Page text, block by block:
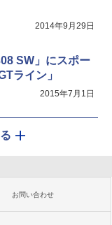
2014年9月29日
SW」にスポー
ライン」
2015年7月1日
お問い合わせ